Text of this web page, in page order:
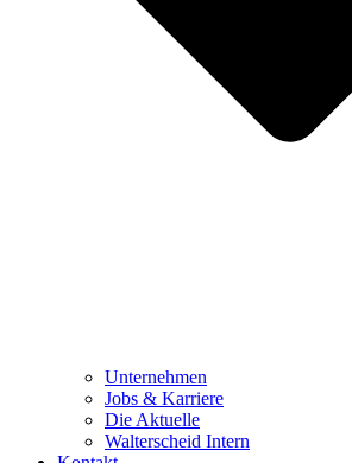
Unternehmen
Jobs & Karriere
Die Aktuelle
Walterscheid Intern